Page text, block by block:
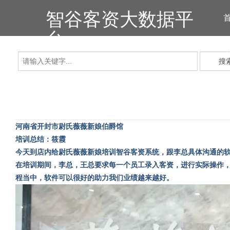
智谷客资大数据平
台
搜
河南省开封市尉氏薇薇新娘伯爵馆
培训总结：筱霞
今天到店内给尉氏薇薇新娘培训智谷客资系统，跟李总具体沟通
在培训期间，李总，王总要求每一个员工录入客资，进行实际操
程当中，软件可以很好的助力我们业绩越来越好。